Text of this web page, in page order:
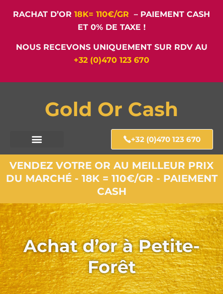
RACHAT D’OR 18K= 110€/GR – PAIEMENT CASH
ET 0% DE TAXE !
NOUS RECEVONS UNIQUEMENT SUR RDV AU
+32 (0)470 123 670
Gold Or Cash
+32 (0)470 123 670
VENDEZ VOTRE OR AU MEILLEUR PRIX
DU MARCHÉ - 18K = 110€/GR - PAIEMENT
CASH
Achat d’or à Petite-
Forêt